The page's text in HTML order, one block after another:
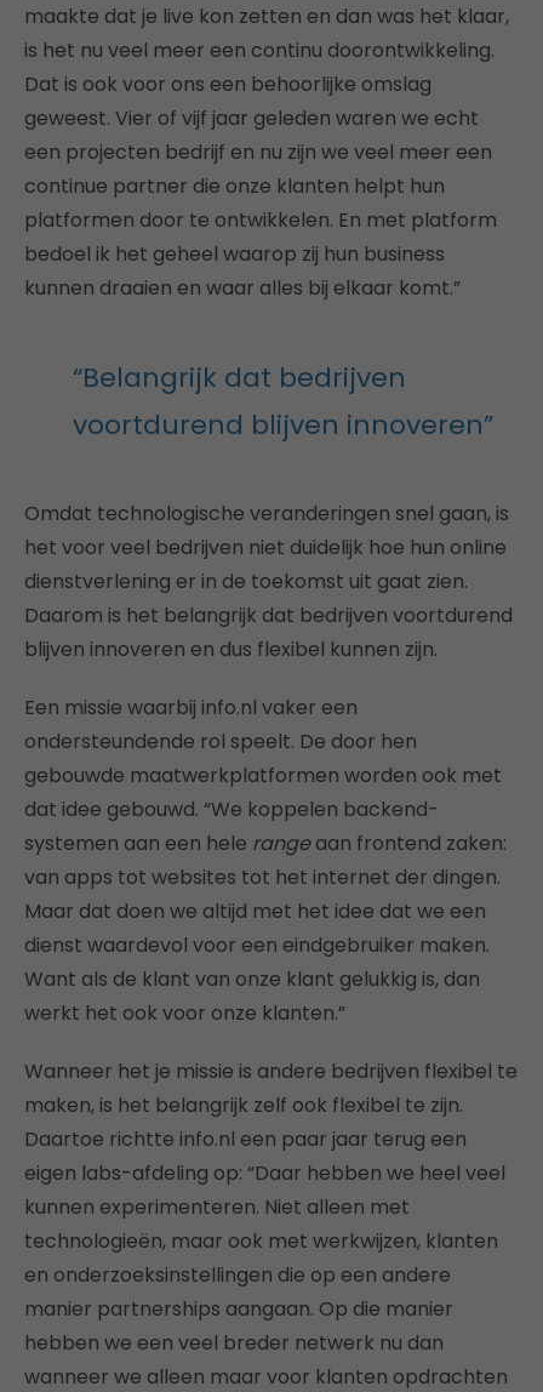
maakte dat je live kon zetten en dan was het klaar,
is het nu veel meer een continu doorontwikkeling.
Dat is ook voor ons een behoorlijke omslag
geweest. Vier of vijf jaar geleden waren we echt
een projecten bedrijf en nu zijn we veel meer een
continue partner die onze klanten helpt hun
platformen door te ontwikkelen. En met platform
bedoel ik het geheel waarop zij hun business
kunnen draaien en waar alles bij elkaar komt.”
“Belangrijk dat bedrijven
voortdurend blijven innoveren”
Omdat technologische veranderingen snel gaan, is
het voor veel bedrijven niet duidelijk hoe hun online
dienstverlening er in de toekomst uit gaat zien.
Daarom is het belangrijk dat bedrijven voortdurend
blijven innoveren en dus flexibel kunnen zijn.
Een missie waarbij info.nl vaker een
ondersteundende rol speelt. De door hen
gebouwde maatwerkplatformen worden ook met
dat idee gebouwd. “We koppelen backend-
systemen aan een hele rangeaan frontend zaken:
van apps tot websites tot het internet der dingen.
Maar dat doen we altijd met het idee dat we een
dienst waardevol voor een eindgebruiker maken.
Want als de klant van onze klant gelukkig is, dan
werkt het ook voor onze klanten.”
Wanneer het je missie is andere bedrijven flexibel te
maken, is het belangrijk zelf ook flexibel te zijn.
Daartoe richtte info.nl een paar jaar terug een
eigen labs-afdeling op: “Daar hebben we heel veel
kunnen experimenteren. Niet alleen met
technologieën, maar ook met werkwijzen, klanten
en onderzoeksinstellingen die op een andere
manier partnerships aangaan. Op die manier
hebben we een veel breder netwerk nu dan
wanneer we alleen maar voor klanten opdrachten